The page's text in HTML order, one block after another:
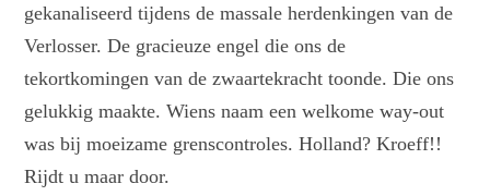
gekanaliseerd tijdens de massale herdenkingen van de
Verlosser. De gracieuze engel die ons de
tekortkomingen van de zwaartekracht toonde. Die ons
gelukkig maakte. Wiens naam een welkome way-out
was bij moeizame grenscontroles. Holland? Kroeff!!
Rijdt u maar door.